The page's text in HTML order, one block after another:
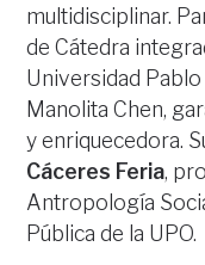
multidisciplinar.
de Cátedra
Universidad Pablo
Manolita Chen,
y enriquecedora.
Cáceres Feria,
Antropología
Pública de la UPO.